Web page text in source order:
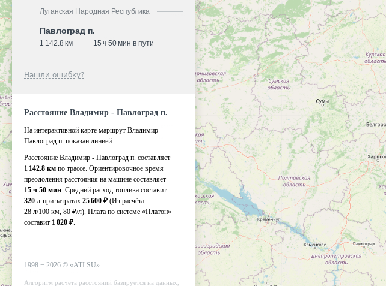
Луганская Народная Республика
Павлоград п.
1 142.8 км 15 ч 50 мин в пути
Нашли ошибку?
Расстояние Владимир - Павлоград п.
На интерактивной карте маршрут Владимир -
Павлоград п. показан линией.
Расстояние Владимир - Павлоград п. составляет
1 142.8 км по трассе. Ориентировочное время
преодоления расстояния на машине составляет
15 ч 50 мин. Средний расход топлива составит
320 л при затратах 25 600 ₽ (Из расчёта:
28 л/100 км, 80 ₽/л). Плата по системе «Платон»
составит 1 020 ₽.
1998 − 2026 © «ATI.SU»
Алгоритм расчета расстояний базируется на данных,